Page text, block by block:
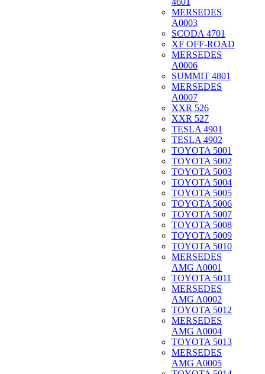
MERSEDES
A0003
SCODA 4701
XF OFF-ROAD
MERSEDES
A0006
SUMMIT 4801
MERSEDES
A0007
XXR 526
XXR 527
TESLA 4901
TESLA 4902
TOYOTA 5001
TOYOTA 5002
TOYOTA 5003
TOYOTA 5004
TOYOTA 5005
TOYOTA 5006
TOYOTA 5007
TOYOTA 5008
TOYOTA 5009
TOYOTA 5010
MERSEDES
AMG A0001
TOYOTA 5011
MERSEDES
AMG A0002
TOYOTA 5012
MERSEDES
AMG A0004
TOYOTA 5013
MERSEDES
AMG A0005